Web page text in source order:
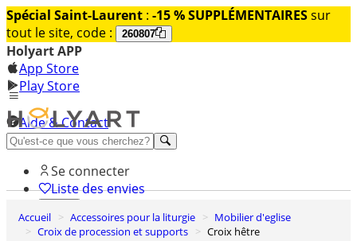
Spécial Saint-Laurent : -15 % SUPPLÉMENTAIRESsur
tout le site, code :
260807
Holyart APP
App Store
Play Store
Aide & Contact
Découvrez Premium
Se connecter
Liste des envies
0
Panier
Accueil Accessoires pour la liturgie
Mobilier d'eglise
Croix de procession et supports
Croix hêtre